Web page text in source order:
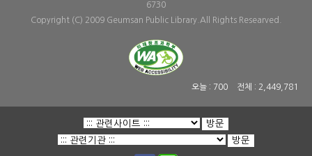
6730
Copyright (C) 2009 Geumsan Public Library.All Rights Researved.
오늘 : 700 전체 : 2,449,781